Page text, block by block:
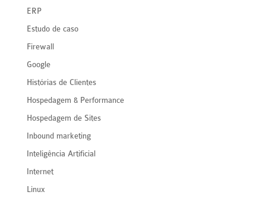
ERP
Estudo de caso
Firewall
Google
Histórias de Clientes
Hospedagem & Performance
Hospedagem de Sites
Inbound marketing
Inteligência Artificial
Internet
Linux